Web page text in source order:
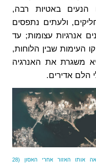
הנעים באטיות רבה,
ולעתים נתפסים
אנרגיות עצומות; עד
העימות שבין הלוחות,
משגרת את האנרגיה
הלם אדירים.
כך נראה אותו האזור אחרי האסון (28